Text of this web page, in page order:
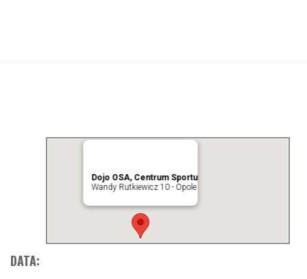
Dojo OSA, Centrum Sportu
Wandy Rutkiewicz 10 - Opole
DATA: